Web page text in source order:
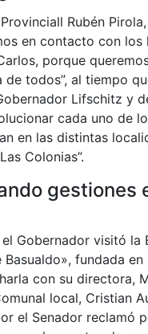
Rubén
en contacto con los
porque
todos”, al tiempo
Lifschitz y
cada uno de
en las distintas
Colonias”.
gestiones
Gobernador visitó la
fundada en
con su directora,
local, Cristian
el Senador reclamó